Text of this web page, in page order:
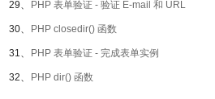
29、 PHP 表单验证 - 验证 E-mail 和 URL
30、 PHP closedir() 函数
31、 PHP 表单验证 - 完成表单实例
32、 PHP dir() 函数